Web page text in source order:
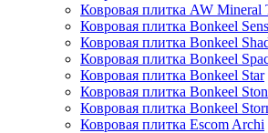
Ковровая плитка AW Mineral
Ковровая плитка Bonkeel
Ковровая плитка Bonkeel
Ковровая плитка Bonkeel
Ковровая плитка Bonkeel Star
Ковровая плитка Bonkeel
Ковровая плитка Bonkeel
Ковровая плитка Escom Archi